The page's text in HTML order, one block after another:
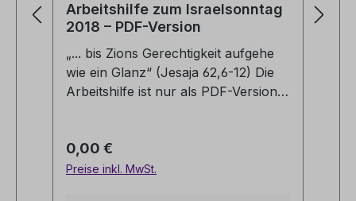
Arbeitshilfe zum Israelsonntag
2018 – PDF-Version
„... bis Zions Gerechtigkeit aufgehe
wie ein Glanz“ (Jesaja 62,6-12) Die
Arbeitshilfe ist nur als PDF-Version
Regulärer Preis:
0,00 €
Preise inkl. MwSt.